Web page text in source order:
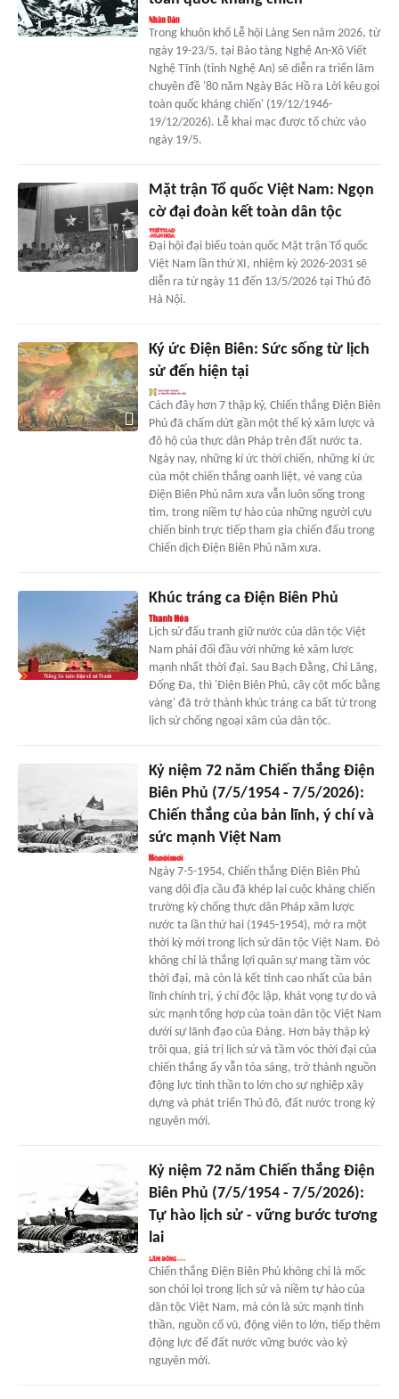
Trong khuôn khổ Lễ hội Làng Sen năm 2026, từ
ngày 19-23/5, tại Bảo tàng Nghệ An-Xô Viết
Nghệ Tĩnh (tỉnh Nghệ An) sẽ diễn ra triển lãm
chuyên đề '80 năm Ngày Bác Hồ ra Lời kêu gọi
toàn quốc kháng chiến' (19/12/1946-
19/12/2026). Lễ khai mạc được tổ chức vào
ngày 19/5.
Mặt trận Tổ quốc Việt Nam: Ngọn
cờ đại đoàn kết toàn dân tộc
Đại hội đại biểu toàn quốc Mặt trận Tổ quốc
Việt Nam lần thứ XI, nhiệm kỳ 2026-2031 sẽ
diễn ra từ ngày 11 đến 13/5/2026 tại Thủ đô
Hà Nội.
Ký ức Điện Biên: Sức sống từ lịch
sử đến hiện tại
Cách đây hơn 7 thập kỷ, Chiến thắng Điện Biên
Phủ đã chấm dứt gần một thế kỷ xâm lược và
đô hộ của thực dân Pháp trên đất nước ta.
Ngày nay, những kí ức thời chiến, những kí ức
của một chiến thắng oanh liệt, vẻ vang của
Điện Biên Phủ năm xưa vẫn luôn sống trong
tim, trong niềm tự hào của những người cựu
chiến binh trực tiếp tham gia chiến đấu trong
Chiến dịch Điện Biên Phủ năm xưa.
Khúc tráng ca Điện Biên Phủ
Lịch sử đấu tranh giữ nước của dân tộc Việt
Nam phải đối đầu với những kẻ xâm lược
mạnh nhất thời đại. Sau Bạch Đằng, Chi Lăng,
Đống Đa, thì 'Điện Biên Phủ, cây cột mốc bằng
vàng' đã trở thành khúc tráng ca bất tử trong
lịch sử chống ngoại xâm của dân tộc.
Kỷ niệm 72 năm Chiến thắng Điện
Biên Phủ (7/5/1954 - 7/5/2026):
Chiến thắng của bản lĩnh, ý chí và
sức mạnh Việt Nam
Ngày 7-5-1954, Chiến thắng Điện Biên Phủ
vang dội địa cầu đã khép lại cuộc kháng chiến
trường kỳ chống thực dân Pháp xâm lược
nước ta lần thứ hai (1945-1954), mở ra một
thời kỳ mới trong lịch sử dân tộc Việt Nam. Đó
không chỉ là thắng lợi quân sự mang tầm vóc
thời đại, mà còn là kết tinh cao nhất của bản
lĩnh chính trị, ý chí độc lập, khát vọng tự do và
sức mạnh tổng hợp của toàn dân tộc Việt Nam
dưới sự lãnh đạo của Đảng. Hơn bảy thập kỷ
trôi qua, giá trị lịch sử và tầm vóc thời đại của
chiến thắng ấy vẫn tỏa sáng, trở thành nguồn
động lực tinh thần to lớn cho sự nghiệp xây
dựng và phát triển Thủ đô, đất nước trong kỷ
nguyên mới.
Kỷ niệm 72 năm Chiến thắng Điện
Biên Phủ (7/5/1954 - 7/5/2026):
Tự hào lịch sử - vững bước tương
lai
Chiến thắng Điện Biên Phủ không chỉ là mốc
son chói lọi trong lịch sử và niềm tự hào của
dân tộc Việt Nam, mà còn là sức mạnh tinh
thần, nguồn cổ vũ, động viên to lớn, tiếp thêm
động lực để đất nước vững bước vào kỷ
nguyên mới.